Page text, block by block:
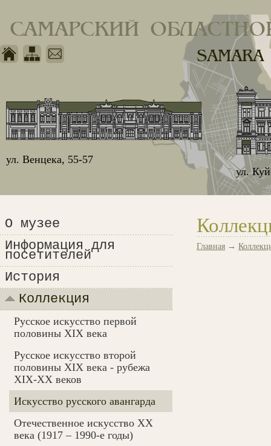
САМАРСКИЙ
ул.
ул. Венцека, 55-57
О музее
Информация для
посетителей
История
Коллекция
Русское искусство первой
половины XIX века
Русское искусство второй
половины XIX века - рубежа
XIX-ХХ веков
Искусство русского авангарда
Отечественное искусство XX
века (1917 – 1990-e годы)
Главная →